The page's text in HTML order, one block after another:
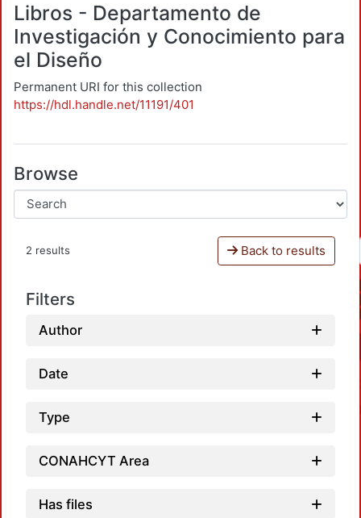
Libros - Departamento de
Investigación y Conocimiento para
el Diseño
Permanent URI for this collection
https://hdl.handle.net/11191/401
Browse
2 results Back to results
Filters
Author
Date
Type
CONAHCYT Area
Has files